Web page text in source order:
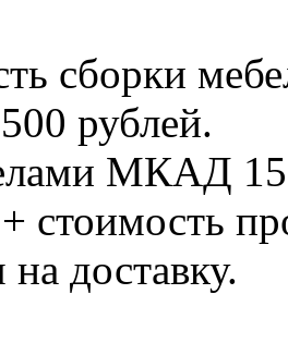
сборки
рублей.
МКАД
стоимость
доставку.